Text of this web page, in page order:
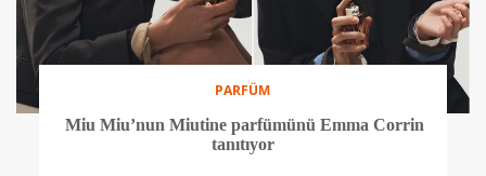
PARFÜM
Miu Miu’nun Miutine parfümünü Emma Corrin
tanıtıyor